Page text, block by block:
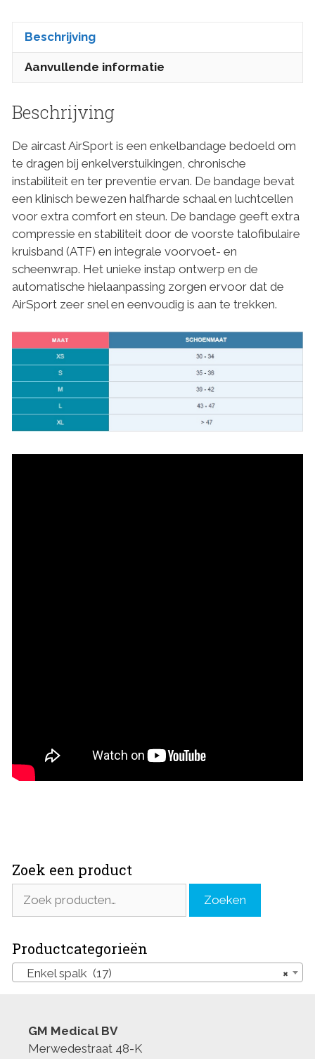
Beschrijving
Aanvullende informatie
Beschrijving
De aircast AirSport is een enkelbandage bedoeld om
te dragen bij enkelverstuikingen, chronische
instabiliteit en ter preventie ervan. De bandage bevat
een klinisch bewezen halfharde schaal en luchtcellen
voor extra comfort en steun. De bandage geeft extra
compressie en stabiliteit door de voorste talofibulaire
kruisband (ATF) en integrale voorvoet- en
scheenwrap. Het unieke instap ontwerp en de
automatische hielaanpassing zorgen ervoor dat de
AirSport zeer snel en eenvoudig is aan te trekken.
Zoek een product
Zoeken
Productcategorieën
×
Enkel spalk (17)
GM Medical BV
Merwedestraat 48-K